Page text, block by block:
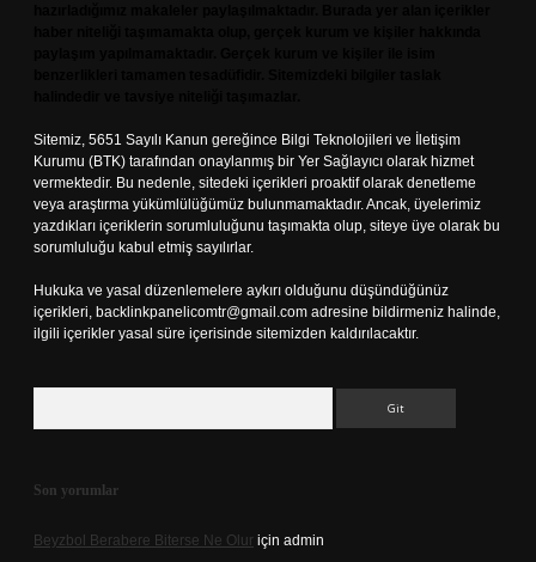
Sitemiz, 5651 Sayılı Kanun gereğince Bilgi Teknolojileri ve İletişim
Kurumu (BTK) tarafından onaylanmış bir Yer Sağlayıcı olarak hizmet
vermektedir. Bu nedenle, sitedeki içerikleri proaktif olarak denetleme
veya araştırma yükümlülüğümüz bulunmamaktadır. Ancak, üyelerimiz
yazdıkları içeriklerin sorumluluğunu taşımakta olup, siteye üye olarak bu
sorumluluğu kabul etmiş sayılırlar.
Hukuka ve yasal düzenlemelere aykırı olduğunu düşündüğünüz
içerikleri, backlinkpanelicomtr@gmail.com adresine bildirmeniz halinde,
ilgili içerikler yasal süre içerisinde sitemizden kaldırılacaktır.
Son yorumlar
Beyzbol Berabere Biterse Ne Olur için admin